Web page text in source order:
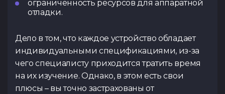
ограниченность ресурсов для аппаратной
отладки.
Дело в том, что каждое устройство обладает
индивидуальными спецификациями, из-за
чего специалисту приходится тратить время
на их изучение. Однако, в этом есть свои
плюсы – вы точно застрахованы от